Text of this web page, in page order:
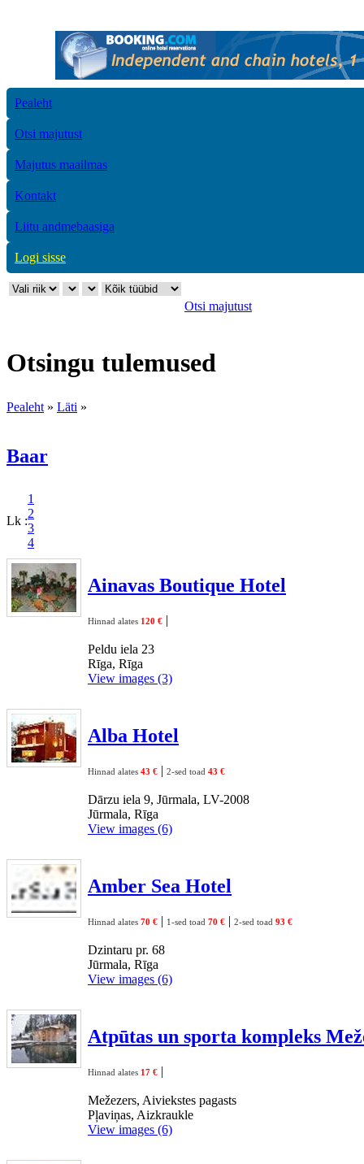
Pealeht
Otsi majutust
Majutus maailmas
Kontakt
Liitu andmebaasiga
Logi sisse
Otsi majutust
Otsingu tulemused
Pealeht » Läti »
Baar
Lk :
1
2
3
4
Ainavas Boutique Hotel
Hinnad alates 120 € |
Peldu iela 23
Rīga, Rīga
View images (3)
Alba Hotel
Hinnad alates 43 € | 2-sed toad 43 €
Dārzu iela 9, Jūrmala, LV-2008
Jūrmala, Rīga
View images (6)
Amber Sea Hotel
Hinnad alates 70 € | 1-sed toad 70 € | 2-sed toad 93 €
Dzintaru pr. 68
Jūrmala, Rīga
View images (6)
Atpūtas un sporta kompleks
Hinnad alates 17 € |
Mežezers, Aiviekstes pagasts
Pļaviņas, Aizkraukle
View images (6)